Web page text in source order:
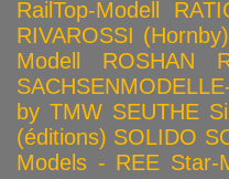
RailTop-Modell
RIVAROSSI (Hornby)
Modell
ROSHAN
by TMW SEUTHE
(éditions) SOLIDO
Models - REE Star-